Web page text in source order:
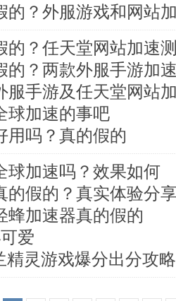
的？外服游戏和网站
的？任天堂网站加速
的？两款外服手游加
服手游及任天堂网站
球加速的事吧
用吗？真的假的
球加速吗？效果如何
的假的？真实体验分
蜂加速器真的假的
爱
精灵游戏爆分出分攻略